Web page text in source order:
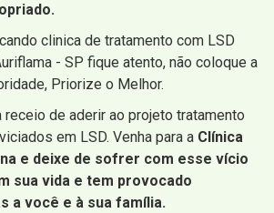
clinica de tratamento com LSD
- SP fique atento, não coloque a
Priorize o Melhor.
receio de aderir ao projeto tratamento
em LSD. Venha para a Clínica
e deixe de sofrer com esse vício
sua vida e tem provocado
a você e à sua família.